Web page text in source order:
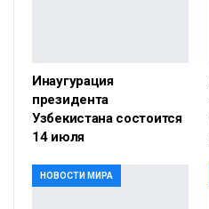
Инаугурация
президента
Узбекистана состоится
14 июля
НОВОСТИ МИРА